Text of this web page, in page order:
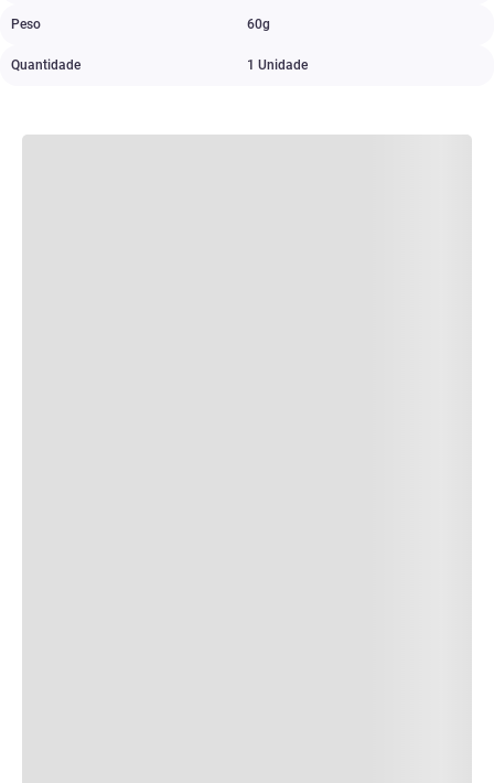
Peso 60g
Quantidade 1 Unidade